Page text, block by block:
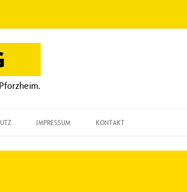
IMPRESSUM KONTAKT